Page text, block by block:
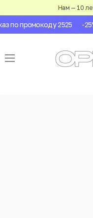
Нам — 10
по промокоду 2525 -